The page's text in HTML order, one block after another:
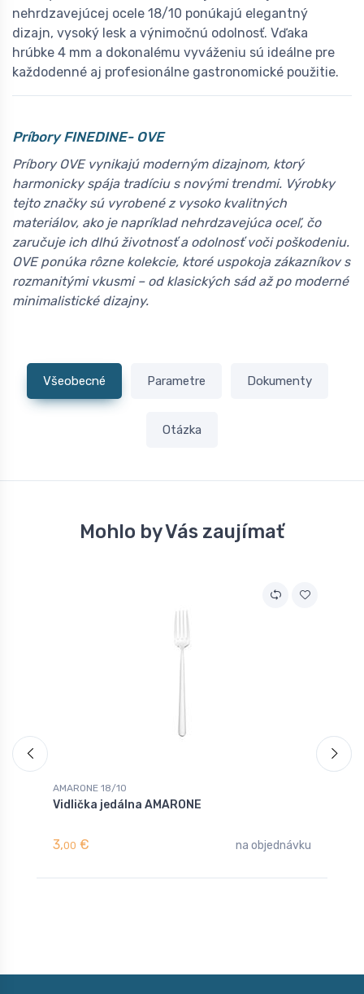
nehrdzavejúcej ocele 18/10 ponúkajú elegantný
dizajn, vysoký lesk a výnimočnú odolnosť. Vďaka
hrúbke 4 mm a dokonalému vyváženiu sú ideálne pre
každodenné aj profesionálne gastronomické použitie.
Príbory FINEDINE- OVE
Príbory OVE vynikajú moderným dizajnom, ktorý
harmonicky spája tradíciu s novými trendmi. Výrobky
tejto značky sú vyrobené z vysoko kvalitných
materiálov, ako je napríklad nehrdzavejúca oceľ, čo
zaručuje ich dlhú životnosť a odolnosť voči poškodeniu.
OVE ponúka rôzne kolekcie, ktoré uspokoja zákazníkov s
rozmanitými vkusmi – od klasických sád až po moderné
minimalistické dizajny.
Všeobecné Parametre Dokumenty
Otázka
Mohlo by Vás zaujímať
AMARONE 18/10
Vidlička jedálna AMARONE
3,00 € na objednávku